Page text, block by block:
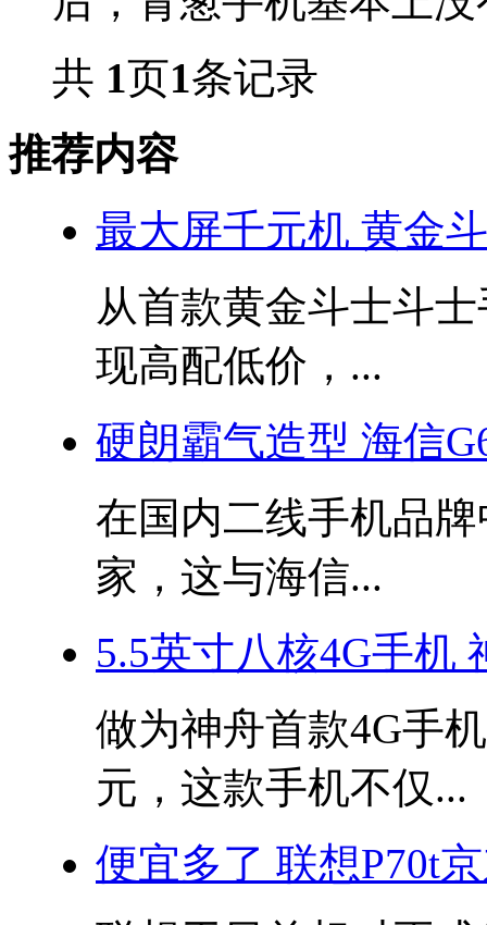
共 1页1条记录
推荐内容
最大屏千元机 黄金
从首款黄金斗士斗
现高配低价，...
硬朗霸气造型 海信
在国内二线手机品
家，这与海信...
5.5英寸八核4G手机
做为神舟首款4G手
元，这款手机不仅...
便宜多了 联想P70t